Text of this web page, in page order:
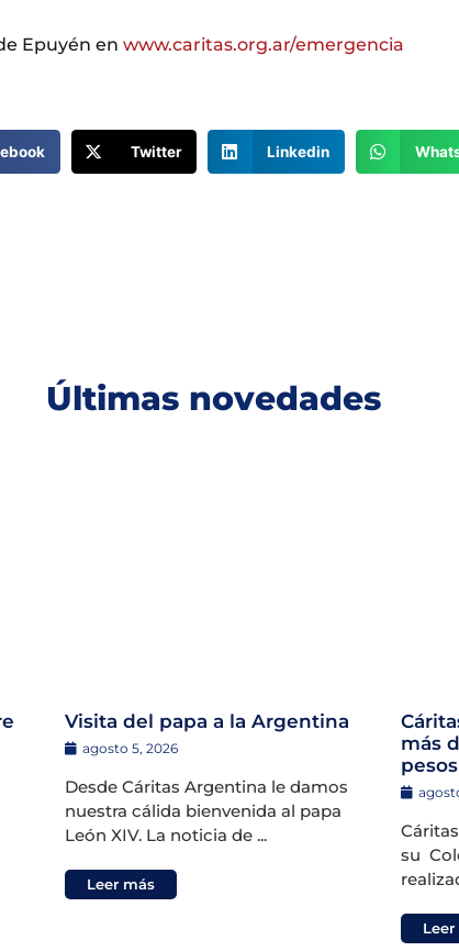
Epuyén en www.caritas.org.ar/emergencia
Twitter Linkedin
Últimas novedades
Visita del papa a la Argentina
agosto 5, 2026
Desde Cáritas Argentina le damos
nuestra cálida bienvenida al papa
León XIV. La noticia de ...
Leer más
más
su